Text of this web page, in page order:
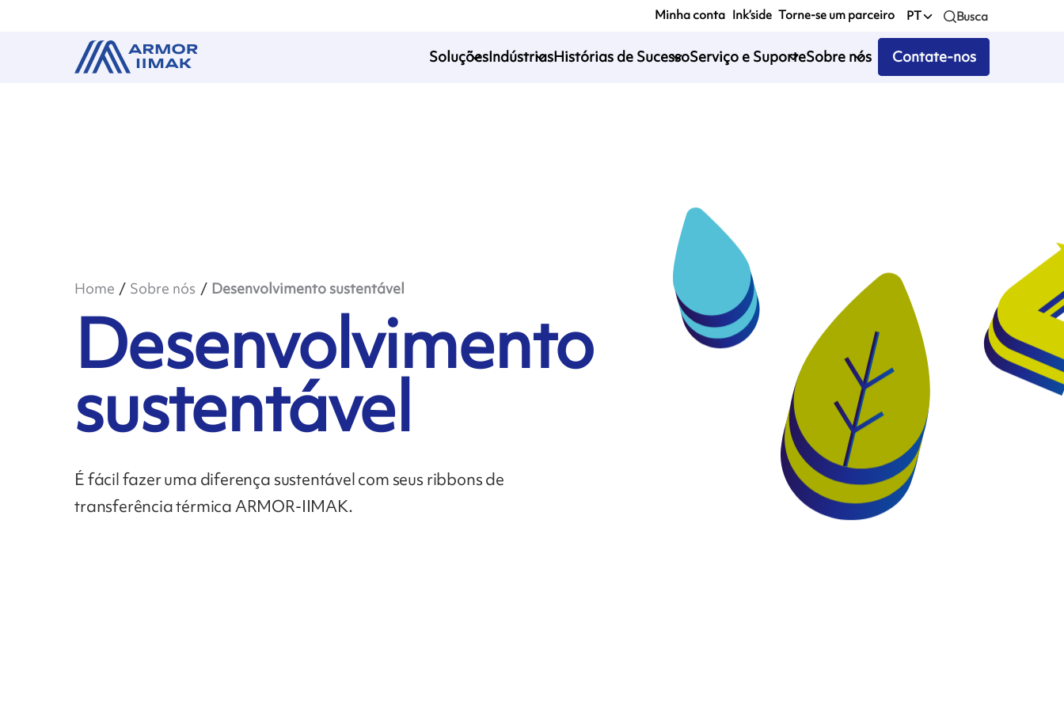
Minha conta Ink’side Torne-se um parceiro PT Busca
SoluçõesIndústriasHistórias de SucessoServiço e SuporteSobre nós Contate-nos
Home Sobre nós Desenvolvimento sustentável
Desenvolvimento
sustentável
É fácil fazer uma diferença sustentável com seus ribbons de
transferência térmica ARMOR-IIMAK.